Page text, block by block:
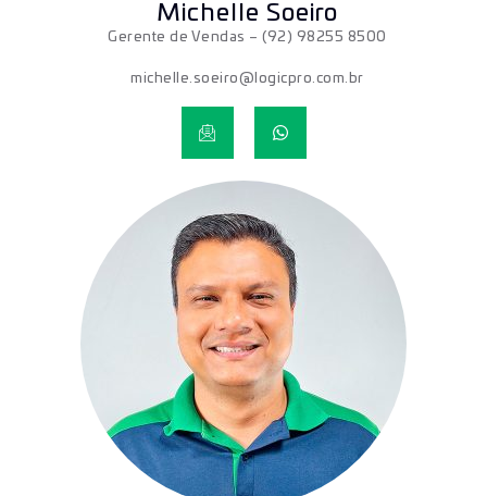
Michelle Soeiro
Gerente de Vendas – (92) 98255 8500
michelle.soeiro@logicpro.com.br